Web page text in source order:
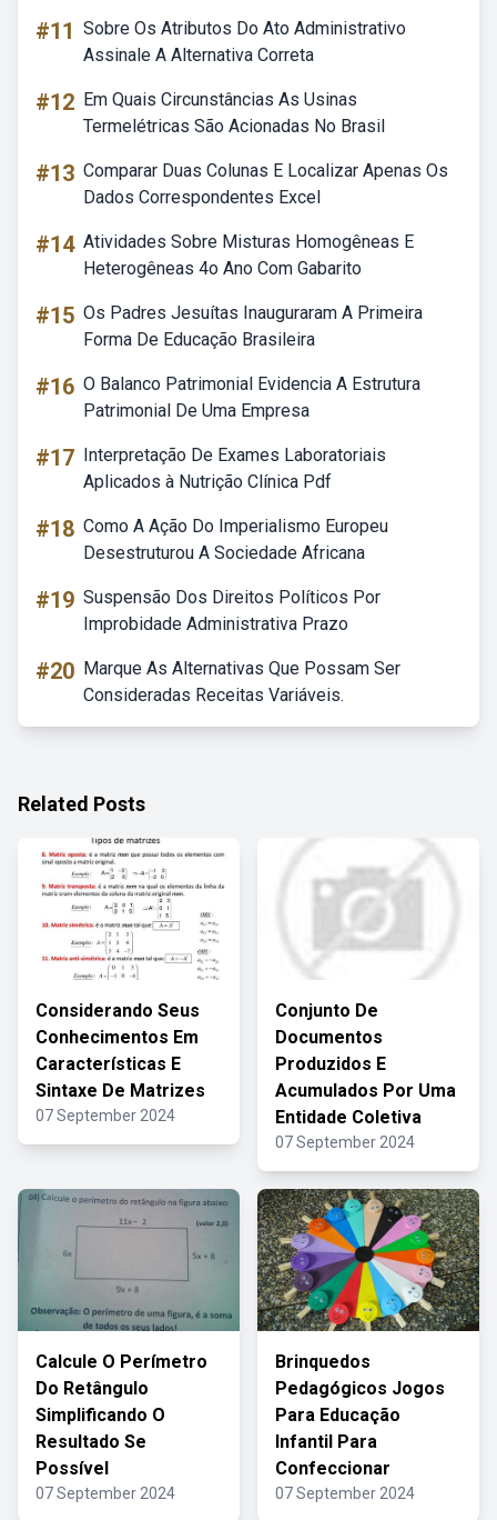
#11 Sobre Os Atributos Do Ato Administrativo
Assinale A Alternativa Correta
#12 Em Quais Circunstâncias As Usinas
Termelétricas São Acionadas No Brasil
#13 Comparar Duas Colunas E Localizar Apenas Os
Dados Correspondentes Excel
#14 Atividades Sobre Misturas Homogêneas E
Heterogêneas 4o Ano Com Gabarito
#15 Os Padres Jesuítas Inauguraram A Primeira
Forma De Educação Brasileira
#16 O Balanco Patrimonial Evidencia A Estrutura
Patrimonial De Uma Empresa
#17 Interpretação De Exames Laboratoriais
Aplicados à Nutrição Clínica Pdf
#18 Como A Ação Do Imperialismo Europeu
Desestruturou A Sociedade Africana
#19 Suspensão Dos Direitos Políticos Por
Improbidade Administrativa Prazo
#20 Marque As Alternativas Que Possam Ser
Consideradas Receitas Variáveis.
Related Posts
Considerando Seus
Conhecimentos Em
Características E
Sintaxe De Matrizes
07 September 2024
Conjunto De
Documentos
Produzidos E
Acumulados Por Uma
Entidade Coletiva
07 September 2024
Calcule O Perímetro
Do Retângulo
Simplificando O
Resultado Se
Possível
07 September 2024
Brinquedos
Pedagógicos Jogos
Para Educação
Infantil Para
Confeccionar
07 September 2024